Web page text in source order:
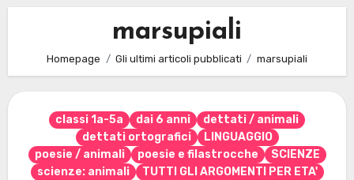
marsupiali
Homepage Gli ultimi articoli pubblicati marsupiali
classi 1a-5a dai 6 anni
dettati / animali
dettati ortografici
LINGUAGGIO
poesie / animali
poesie e filastrocche
SCIENZE
scienze: animali
TUTTI GLI ARGOMENTI PER ETA'